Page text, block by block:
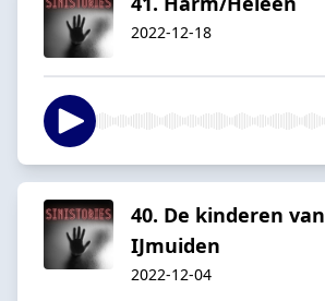
2022-12-18
40. De kinderen van
IJmuiden
2022-12-04